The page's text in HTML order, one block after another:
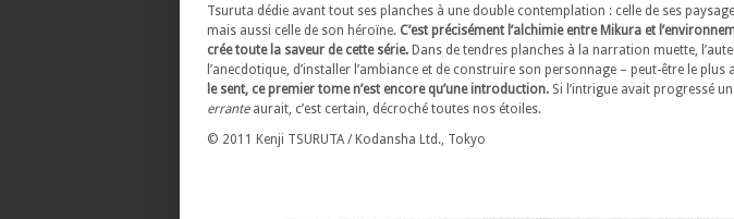
Tsuruta dédie avant tout ses planches à une double contemplation : celle de ses
mais aussi celle de son héroïne. C’est précisément l’alchimie entre Mikura et
crée toute la saveur de cette série. Dans de tendres planches à la narration muette,
l’anecdotique, d’installer l’ambiance et de construire son personnage – peut-être le
le sent, ce premier tome n’est encore qu’une introduction. Si l’intrigue avait progressé
erranteaurait, c’est certain, décroché toutes nos étoiles.
© 2011 Kenji TSURUTA / Kodansha Ltd., Tokyo